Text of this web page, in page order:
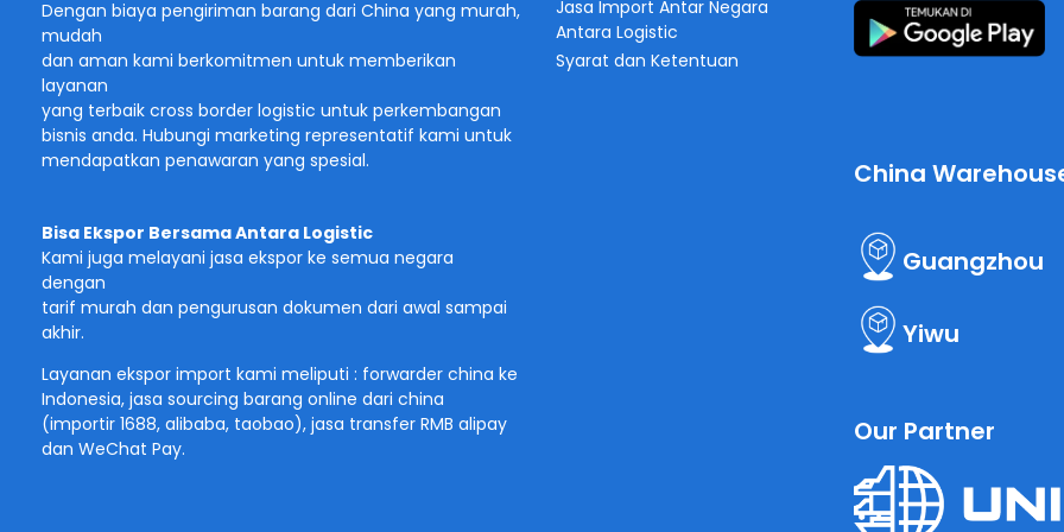
Dengan biaya pengiriman barang dari China yang murah,
mudah
dan aman kami berkomitmen untuk memberikan
layanan
yang terbaik cross border logistic untuk perkembangan
bisnis anda. Hubungi marketing representatif kami untuk
mendapatkan penawaran yang spesial.
Bisa Ekspor Bersama Antara Logistic
Kami juga melayani jasa ekspor ke semua negara
dengan
tarif murah dan pengurusan dokumen dari awal sampai
akhir.
Layanan ekspor import kami meliputi : forwarder china ke
Indonesia, jasa sourcing barang online dari china
(importir 1688, alibaba, taobao), jasa transfer RMB alipay
dan WeChat Pay.
Jasa Import Antar Negara
Antara Logistic
Syarat dan Ketentuan
China
Guangzhou
Yiwu
Our Partner